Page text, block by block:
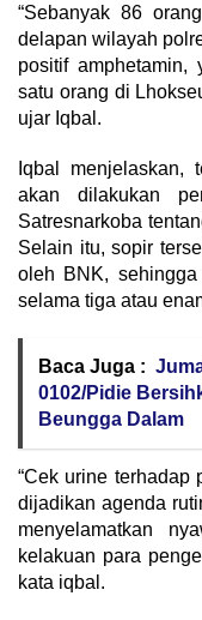
“Sebanyak 86
delapan wilayah
positif
satu orang di
ujar Iqbal.
Iqbal menjelaskan,
akan dilakukan
Satresnarkoba
Selain itu, sopir
oleh BNK,
selama tiga atau
Baca Juga :
0102/Pidie
Beungga Dalam
“Cek urine terhadap
dijadikan agenda
menyelamatkan
kelakuan para
kata iqbal.